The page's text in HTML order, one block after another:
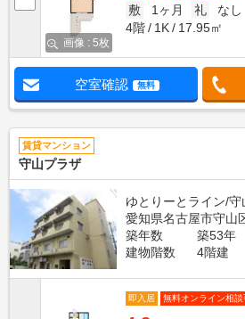
画像 : 5枚
敷
1ヶ月 礼
なし
4階
1K 17.95㎡
空室確認 無料
賃貸マンション
守山プラザ
ゆとりーとライン/
愛知県名古屋市守山
築年数
築53年
建物階数
4階建
即入居 無料オンライン相談